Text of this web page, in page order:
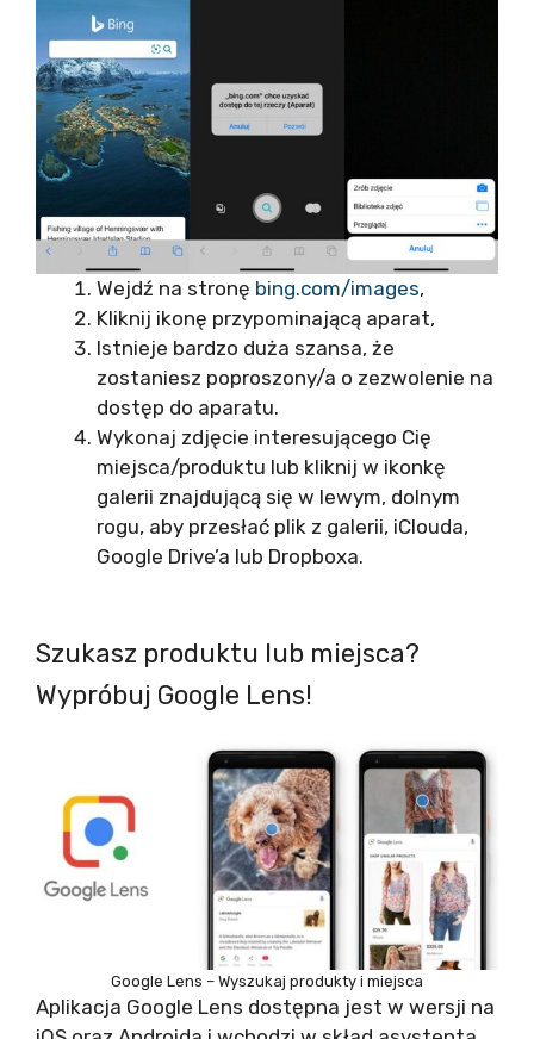
Wejdź na stronę bing.com/images,
Kliknij ikonę przypominającą aparat,
Istnieje bardzo duża szansa, że
zostaniesz poproszony/a o zezwolenie na
dostęp do aparatu.
Wykonaj zdjęcie interesującego Cię
miejsca/produktu lub kliknij w ikonkę
galerii znajdującą się w lewym, dolnym
rogu, aby przesłać plik z galerii, iClouda,
Google Drive’a lub Dropboxa.
Szukasz produktu lub miejsca?
Wypróbuj Google Lens!
Google Lens – Wyszukaj produkty i miejsca
Aplikacja Google Lens dostępna jest w wersji na